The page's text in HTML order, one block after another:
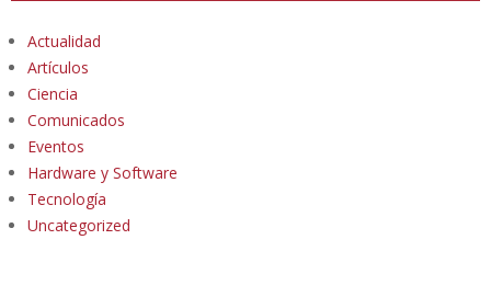
Actualidad
Artículos
Ciencia
Comunicados
Eventos
Hardware y Software
Tecnología
Uncategorized